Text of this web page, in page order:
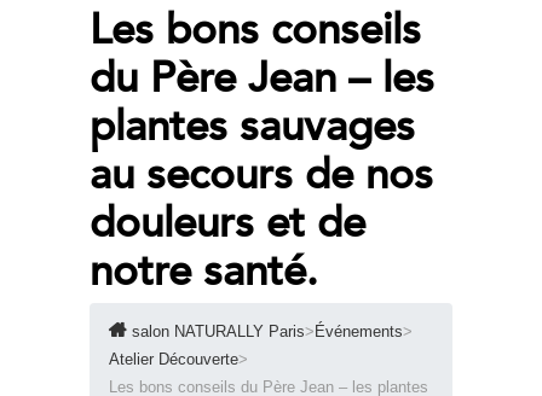
Les bons conseils
du Père Jean – les
plantes sauvages
au secours de nos
douleurs et de
notre santé.
salon NATURALLY Paris> Événements>
Atelier Découverte>
Les bons conseils du Père Jean – les plantes